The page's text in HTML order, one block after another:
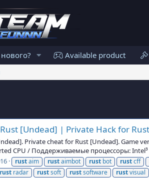
Available product
[Undead] | Private Hack for
Private cheat for Rust [Undead]. Game
CPU / Поддерживаемые процессоры:
rustaim rustaimbot rust bot rustcff
rust radar rustsoft rustsoftware rustvisual